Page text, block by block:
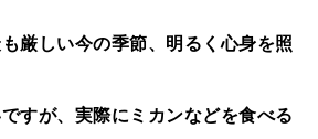
も厳しい今の季節、明るく心身を照
すが、実際にミカンなどを食べる